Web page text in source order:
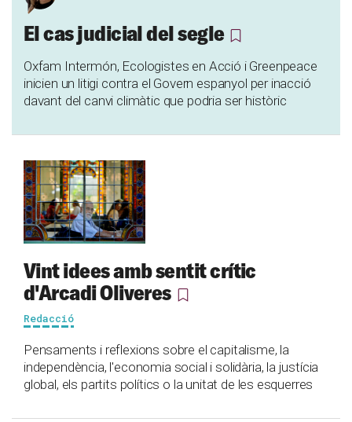
El cas judicial del segle
Oxfam Intermón, Ecologistes en Acció i Greenpeace
inicien un litigi contra el Govern espanyol per inacció
davant del canvi climàtic que podria ser històric
Vint idees amb sentit crític
d'Arcadi Oliveres
Redacció
Pensaments i reflexions sobre el capitalisme, la
independència, l'economia social i solidària, la justícia
global, els partits polítics o la unitat de les esquerres